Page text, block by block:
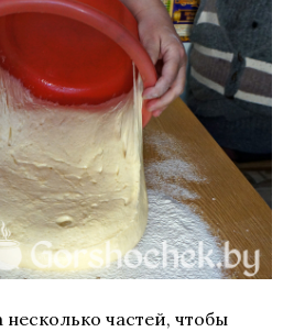
несколько частей, чтобы